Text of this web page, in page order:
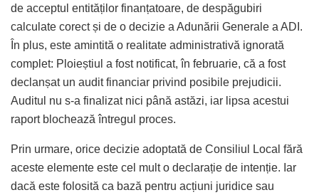
de acceptul entităților finanțatoare, de despăgubiri
calculate corect și de o decizie a Adunării Generale a ADI.
În plus, este amintită o realitate administrativă ignorată
complet: Ploieștiul a fost notificat, în februarie, că a fost
declanșat un audit financiar privind posibile prejudicii.
Auditul nu s-a finalizat nici până astăzi, iar lipsa acestui
raport blochează întregul proces.
Prin urmare, orice decizie adoptată de Consiliul Local fără
aceste elemente este cel mult o declarație de intenție. Iar
dacă este folosită ca bază pentru acțiuni juridice sau